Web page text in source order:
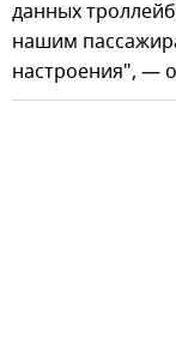
данных
нашим
настроения", —